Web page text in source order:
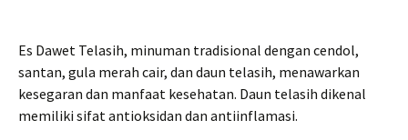
Es Dawet Telasih, minuman tradisional dengan cendol,
santan, gula merah cair, dan daun telasih, menawarkan
kesegaran dan manfaat kesehatan. Daun telasih dikenal
memiliki sifat antioksidan dan antiinflamasi.